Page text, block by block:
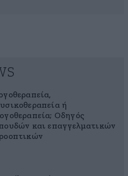
ή
Οδηγός
και επαγγελματικών